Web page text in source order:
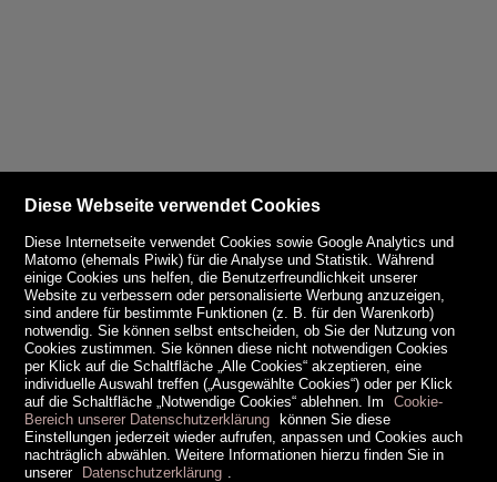
Diese Webseite verwendet Cookies
Diese Internetseite verwendet Cookies sowie Google Analytics und
Matomo (ehemals Piwik) für die Analyse und Statistik. Während
einige Cookies uns helfen, die Benutzerfreundlichkeit unserer
Website zu verbessern oder personalisierte Werbung anzuzeigen,
sind andere für bestimmte Funktionen (z. B. für den Warenkorb)
notwendig. Sie können selbst entscheiden, ob Sie der Nutzung von
Cookies zustimmen. Sie können diese nicht notwendigen Cookies
per Klick auf die Schaltfläche „Alle Cookies“ akzeptieren, eine
individuelle Auswahl treffen („Ausgewählte Cookies“) oder per Klick
auf die Schaltfläche „Notwendige Cookies“ ablehnen. Im
Cookie-
Bereich unserer Datenschutzerklärung können Sie diese
Einstellungen jederzeit wieder aufrufen, anpassen und Cookies auch
nachträglich abwählen. Weitere Informationen hierzu finden Sie in
unserer Datenschutzerklärung